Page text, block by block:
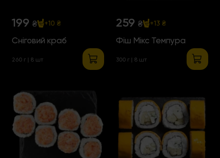
199 ₴ +10 ₴
Сніговий краб
260 г | 8 шт
259 ₴ +13 ₴
Фіш Мікс Темпура
300 г | 8 шт